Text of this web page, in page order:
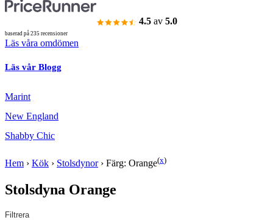
4.5 av 5.0
baserad på 235 recensioner
Läs våra omdömen
Läs vår Blogg
Marint
New England
Shabby Chic
Hem › Kök › Stolsdynor› Färg: Orange(x)
Stolsdyna Orange
Filtrera